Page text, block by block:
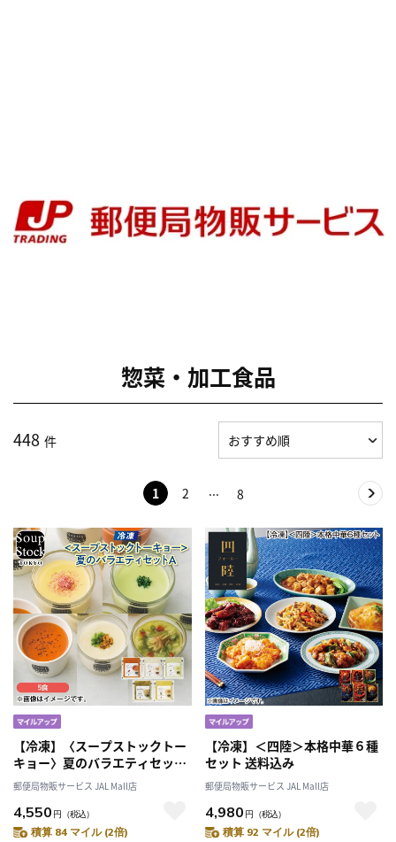
惣菜・加工食品
448 件
1 2 8
【冷凍】〈スープストックトー
キョー〉夏のバラエティセット
Ａ 送料込み
郵便局物販サービス JAL Mall店
4,550 円 （税込）
積算 84 マイル (2倍)
【冷凍】＜四陸＞本格中華６種
セット 送料込み
郵便局物販サービス JAL Mall店
4,980 円 （税込）
積算 92 マイル (2倍)